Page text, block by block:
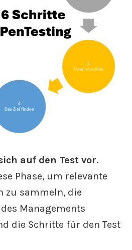
auf den Test vor.
Phase, um relevante
zu sammeln, die
Managements
die Schritte für den Test